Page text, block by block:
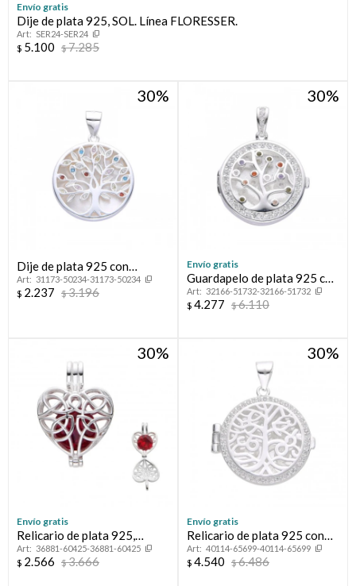
Envío gratis
Dije de plata 925, SOL. Línea FLORESSER.
SER24-SER24
$ 5.100 $7.285
30
Dije de plata 925 con
cironias y nácar, ÁRBOL DE
LA VIDA.
31173-50234-31173-50234
$ 2.237 $3.196
30
Envío gratis
Guardapelo de plata 925 con
circonias, ÁRBOL DE LA
VIDA.
32166-51732-32166-51732
$ 4.277 $6.110
30
Envío gratis
Relicario de plata 925,
CORAZÓN.
36881-60425-36881-60425
$ 2.566 $3.666
30
Envío gratis
Relicario de plata 925 con
circonias, ÁRBOL DE LA
VIDA.
40114-65699-40114-65699
$ 4.540 $6.486